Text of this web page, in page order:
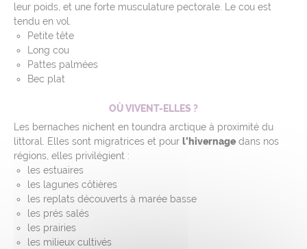
leur poids, et une forte musculature pectorale. Le cou est
tendu en vol.
Petite tête
Long cou
Pattes palmées
Bec plat
OÙ VIVENT-ELLES ?
Les bernaches nichent en toundra arctique à proximité du
littoral. Elles sont migratrices et pour l’hivernagedans nos
régions, elles privilégient :
les estuaires
les lagunes côtières
les replats découverts à marée basse
les prés salés
les prairies
les milieux cultivés